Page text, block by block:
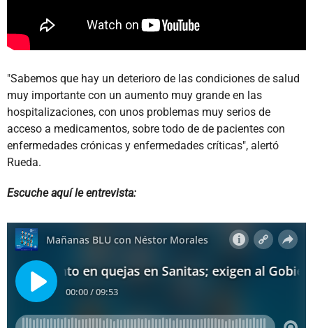
"Sabemos que hay un deterioro de las condiciones de salud
muy importante con un aumento muy grande en las
hospitalizaciones, con unos problemas muy serios de
acceso a medicamentos, sobre todo de de pacientes con
enfermedades crónicas y enfermedades críticas", alertó
Rueda.
Escuche aquí le entrevista: